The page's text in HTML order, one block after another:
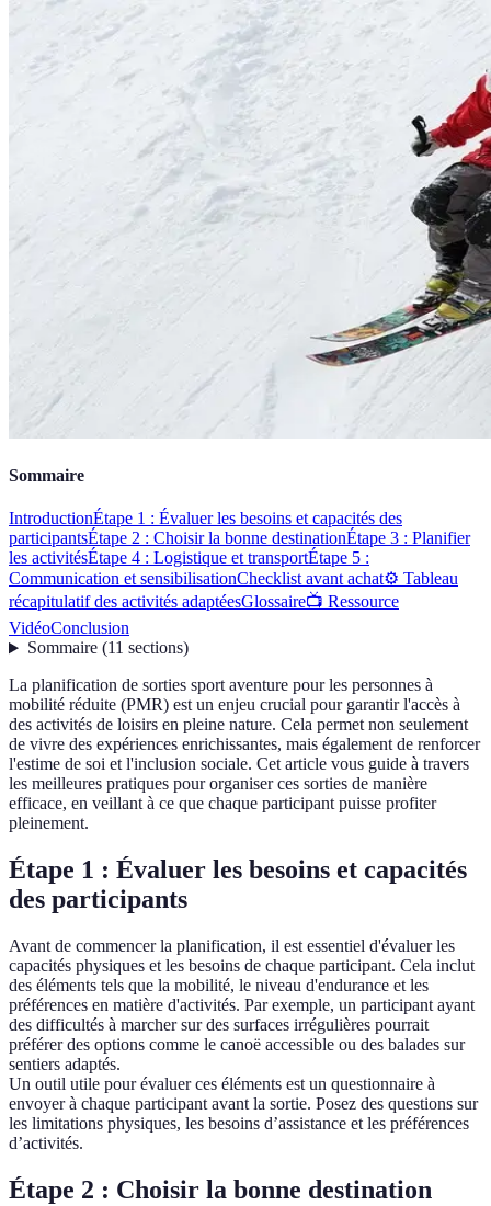
Sommaire
IntroductionÉtape 1 : Évaluer les besoins et capacités des
participantsÉtape 2 : Choisir la bonne destinationÉtape 3 : Planifier
les activitésÉtape 4 : Logistique et transportÉtape 5 :
Communication et sensibilisationChecklist avant achat⚙️ Tableau
récapitulatif des activités adaptéesGlossaire📺 Ressource
VidéoConclusion
Sommaire(11 sections)
La planification de sorties sport aventure pour les personnes à
mobilité réduite (PMR) est un enjeu crucial pour garantir l'accès à
des activités de loisirs en pleine nature. Cela permet non seulement
de vivre des expériences enrichissantes, mais également de renforcer
l'estime de soi et l'inclusion sociale. Cet article vous guide à travers
les meilleures pratiques pour organiser ces sorties de manière
efficace, en veillant à ce que chaque participant puisse profiter
pleinement.
Étape 1 : Évaluer les besoins et capacités
des participants
Avant de commencer la planification, il est essentiel d'évaluer les
capacités physiques et les besoins de chaque participant. Cela inclut
des éléments tels que la mobilité, le niveau d'endurance et les
préférences en matière d'activités. Par exemple, un participant ayant
des difficultés à marcher sur des surfaces irrégulières pourrait
préférer des options comme le canoë accessible ou des balades sur
sentiers adaptés.
Un outil utile pour évaluer ces éléments est un questionnaire à
envoyer à chaque participant avant la sortie. Posez des questions sur
les limitations physiques, les besoins d’assistance et les préférences
d’activités.
Étape 2 : Choisir la bonne destination